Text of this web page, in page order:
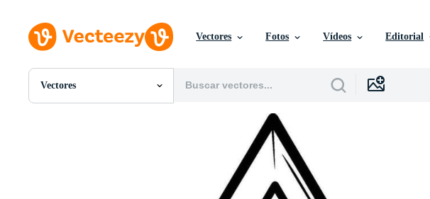
Vectores Fotos Vídeos Editorial
Vectores
Todas Imágenes